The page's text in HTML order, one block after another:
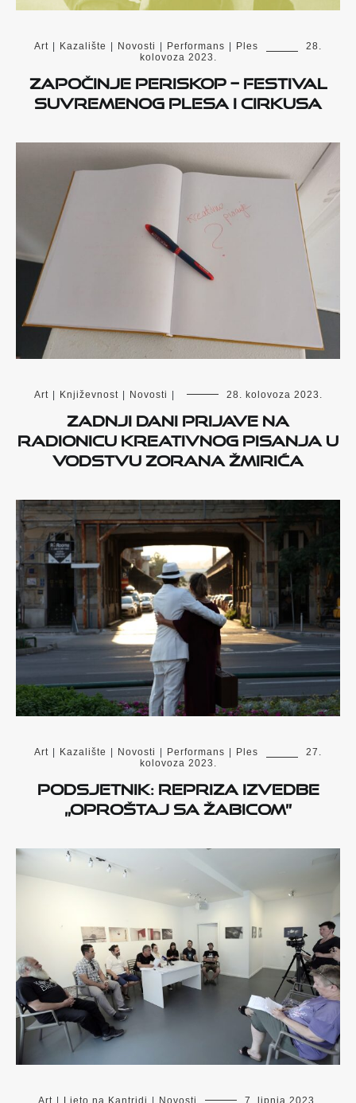
Art | Kazalište | Novosti | Performans | Ples
28.
kolovoza 2023.
Započinje PERISKOP – festival
suvremenog plesa i cirkusa
Art | Književnost | Novosti | 28. kolovoza 2023.
Zadnji dani prijave na
radionicu kreativnog pisanja u
vodstvu Zorana Žmirića
Art | Kazalište | Novosti | Performans | Ples
27.
kolovoza 2023.
Podsjetnik: Repriza izvedbe
„Oproštaj sa Žabicom”
Art | Ljeto na Kantridi | Novosti 7. lipnja 2023.